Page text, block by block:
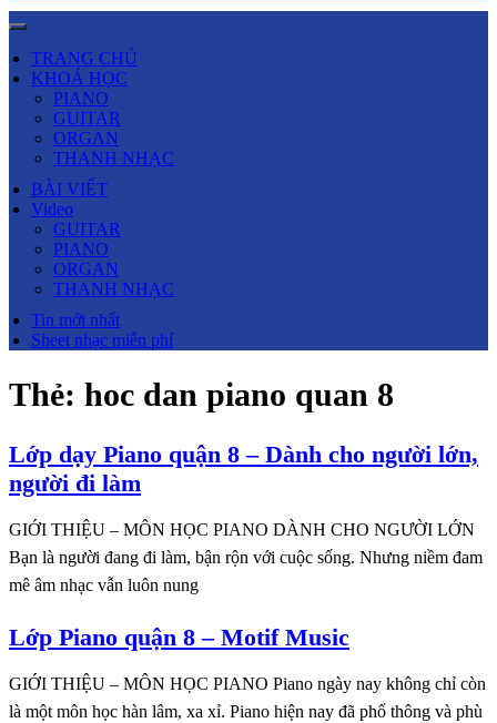
TRANG CHỦ
KHOÁ HỌC
PIANO
GUITAR
ORGAN
THANH NHẠC
BÀI VIẾT
Video
GUITAR
PIANO
ORGAN
THANH NHẠC
Tin mới nhất
Sheet nhạc miễn phí
Thẻ: hoc dan piano quan 8
Lớp dạy Piano quận 8 – Dành cho người lớn,
người đi làm
GIỚI THIỆU – MÔN HỌC PIANO DÀNH CHO NGƯỜI LỚN
Bạn là người đang đi làm, bận rộn với cuộc sống. Nhưng niềm đam
mê âm nhạc vẫn luôn nung
Lớp Piano quận 8 – Motif Music
GIỚI THIỆU – MÔN HỌC PIANO Piano ngày nay không chỉ còn
là một môn học hàn lâm, xa xỉ. Piano hiện nay đã phổ thông và phù